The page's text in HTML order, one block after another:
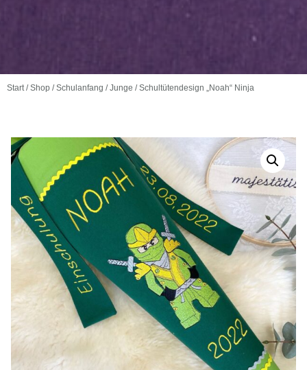
Start/Shop /Schulanfang /Junge / Schultütendesign „Noah“ Ninja